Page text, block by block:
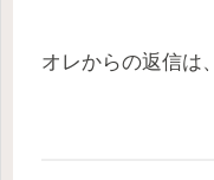
オレからの返信は、